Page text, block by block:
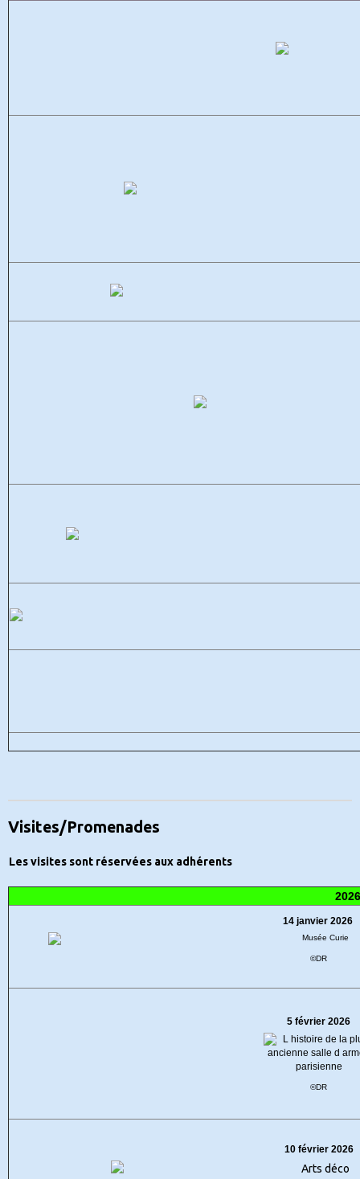
Visites/Promenades
Les visites sont réservées aux adhérents
2026
14 janvier 2026
©DR
5 février 2026
©DR
10 février 2026